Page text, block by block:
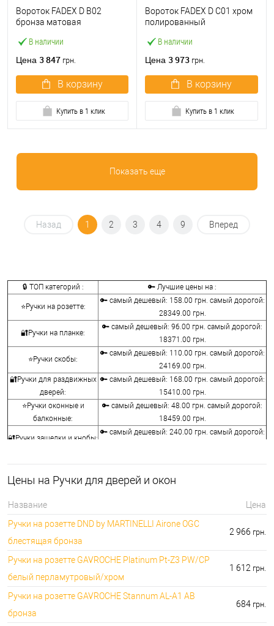
В наличии
Вороток FADEX D B02
бронза матовая
Цена 3 847 грн.
В корзину
Купить в 1 клик
В наличии
Вороток FADEX D C01 хром
полированный
Цена 3 973 грн.
В корзину
Купить в 1 клик
Показать еще
Назад 1 2 3 4 9 Вперед
🔒 ТОП категорий : 🔑 Лучшие цены на :
⭐Ручки на розетте:
🔑 самый дешевый: 158.00 грн. самый дорогой:
28349.00 грн.
🔐Ручки на планке:
🔑 самый дешевый: 96.00 грн. самый дорогой:
18371.00 грн.
⭐Ручки скобы:
🔑 самый дешевый: 110.00 грн. самый дорогой:
24169.00 грн.
🔐Ручки для раздвижных
дверей:
🔑 самый дешевый: 168.00 грн. самый дорогой:
15410.00 грн.
⭐Ручки оконные и
балконные:
🔑 самый дешевый: 48.00 грн. самый дорогой:
18459.00 грн.
🔐Ручки защелки и кнобы:
🔑 самый дешевый: 240.00 грн. самый дорогой:
🔐Накладки на
🔑 самый дешевый: 76.00 грн. самый дорогой:
⭐Аксессуары для ручек:
🔑 самый дешевый: 50.00 грн. самый дорогой:
1442.00 грн.
Цены на Ручки для дверей и окон
Название
Цена
Ручки на розетте DND by MARTINELLI Aironе OGC
блестящая бронза
2 966 грн.
Ручки на розетте GAVROCHE Platinum Pt-Z3 PW/CP
белый перламутровый/хром
1 612 грн.
Ручки на розетте GAVROCHE Stannum AL-A1 AB
бронза
684 грн.